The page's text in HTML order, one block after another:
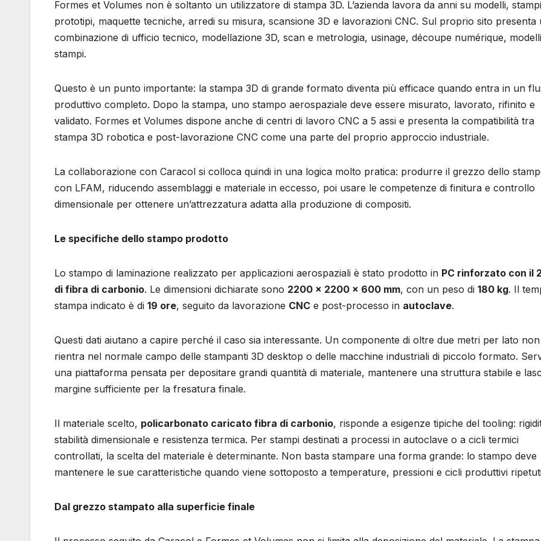
Formes et Volumes non è soltanto un utilizzatore di stampa 3D. L’azienda lavora da anni su modelli,
prototipi, maquette tecniche, arredi su misura, scansione 3D e lavorazioni CNC. Sul proprio sito presenta
combinazione di ufficio tecnico, modellazione 3D, scan e metrologia, usinage, découpe numérique,
stampi.
Questo è un punto importante: la stampa 3D di grande formato diventa più efficace quando entra in un
produttivo completo. Dopo la stampa, uno stampo aerospaziale deve essere misurato, lavorato, rifinito e
validato. Formes et Volumes dispone anche di centri di lavoro CNC a 5 assi e presenta la compatibilità tra
stampa 3D robotica e post-lavorazione CNC come una parte del proprio approccio industriale.
La collaborazione con Caracol si colloca quindi in una logica molto pratica: produrre il grezzo dello
con LFAM, riducendo assemblaggi e materiale in eccesso, poi usare le competenze di finitura e controllo
dimensionale per ottenere un’attrezzatura adatta alla produzione di compositi.
Le specifiche dello stampo prodotto
Lo stampo di laminazione realizzato per applicazioni aerospaziali è stato prodotto in PC rinforzato con il
di fibra di carbonio. Le dimensioni dichiarate sono 2200 × 2200 × 600 mm, con un peso di 180 kg. Il
stampa indicato è di 19 ore, seguito da lavorazione CNC e post-processo in autoclave.
Questi dati aiutano a capire perché il caso sia interessante. Un componente di oltre due metri per lato non
rientra nel normale campo delle stampanti 3D desktop o delle macchine industriali di piccolo formato.
una piattaforma pensata per depositare grandi quantità di materiale, mantenere una struttura stabile e
margine sufficiente per la fresatura finale.
Il materiale scelto, policarbonato caricato fibra di carbonio, risponde a esigenze tipiche del tooling:
stabilità dimensionale e resistenza termica. Per stampi destinati a processi in autoclave o a cicli termici
controllati, la scelta del materiale è determinante. Non basta stampare una forma grande: lo stampo deve
mantenere le sue caratteristiche quando viene sottoposto a temperature, pressioni e cicli produttivi
Dal grezzo stampato alla superficie finale